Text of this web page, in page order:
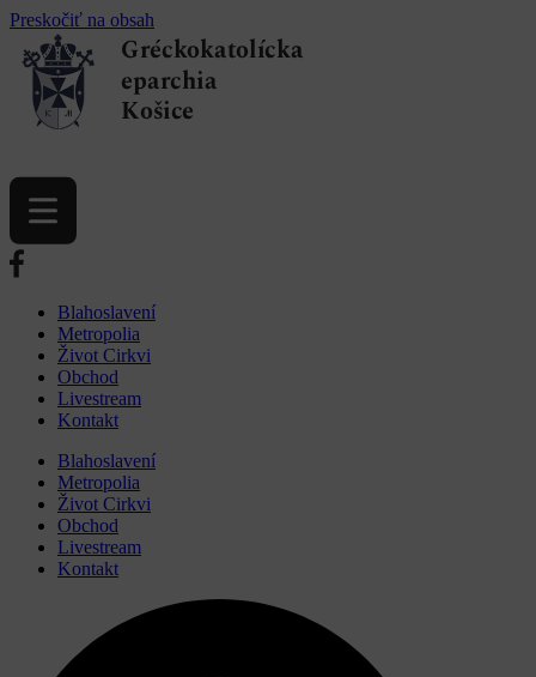
Preskočiť na obsah
Blahoslavení
Metropolia
Život Cirkvi
Obchod
Livestream
Kontakt
Blahoslavení
Metropolia
Život Cirkvi
Obchod
Livestream
Kontakt